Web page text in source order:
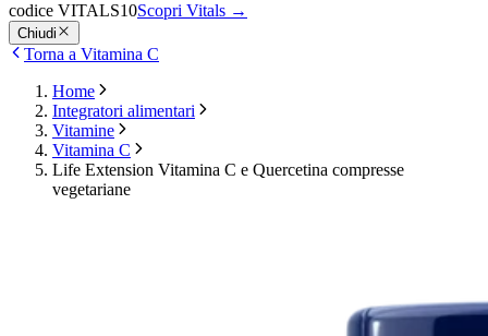
codice VITALS10Scopri Vitals →
Chiudi
Torna a Vitamina C
Home
Integratori alimentari
Vitamine
Vitamina C
Life Extension Vitamina C e Quercetina compresse
vegetariane